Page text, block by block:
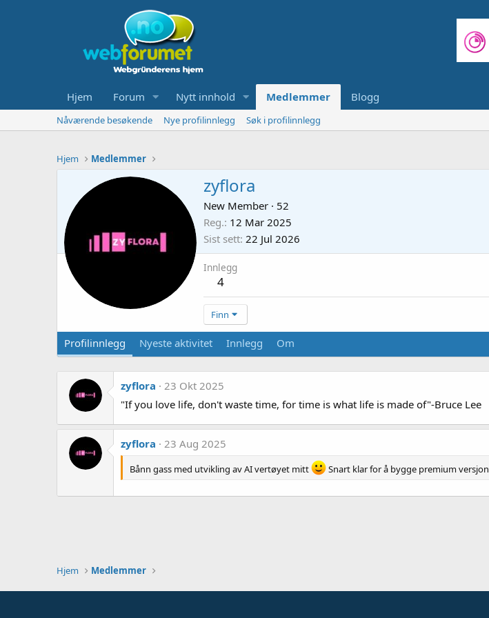
Hjem Forum Nytt innhold Medlemmer Blogg
Nåværende besøkende Nye profilinnlegg Søk i profilinnlegg
Hjem Medlemmer
zyflora
New Member · 52
Reg. 12 Mar 2025
Sist sett 22 Jul 2026
Innlegg
4
Finn
Profilinnlegg Nyeste aktivitet Innlegg Om
zyflora
23 Okt 2025
"If you love life, don't waste time, for time is what life is made of"-Bruce Lee
zyflora 23 Aug 2025
Bånn gass med utvikling av AI vertøyet mitt Snart klar for å bygge premium versjon
Hjem Medlemmer